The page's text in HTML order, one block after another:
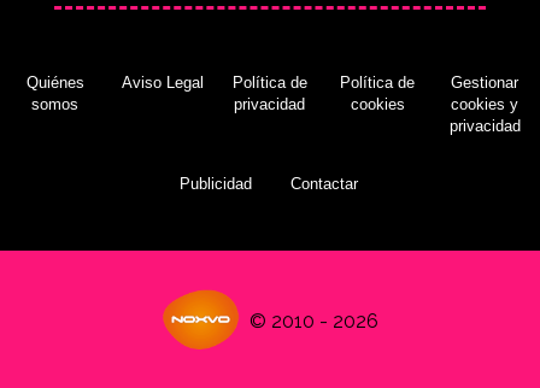
Quiénes
somos
Aviso Legal
Política de
privacidad
Política de
cookies
Gestionar
cookies y
privacidad
Publicidad Contactar
© 2010 - 2026